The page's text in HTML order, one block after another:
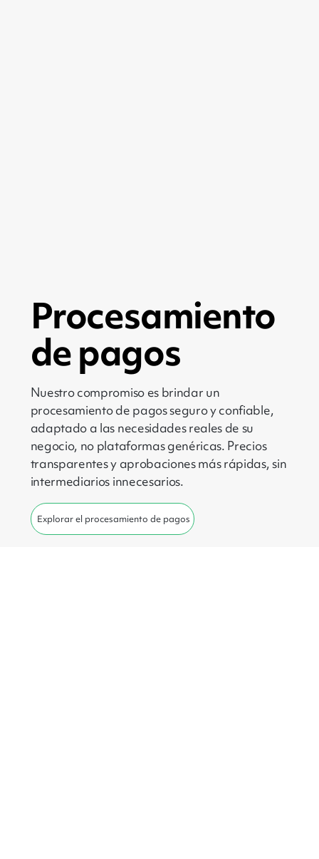
Procesamiento
de pagos
Nuestro compromiso es brindar un
procesamiento de pagos seguro y confiable,
adaptado a las necesidades reales de su
negocio, no plataformas genéricas. Precios
transparentes y aprobaciones más rápidas, sin
intermediarios innecesarios.
Explorar el procesamiento de pagos